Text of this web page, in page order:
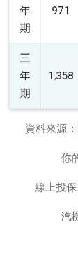
年
期
971
三
年
期
1,358
資料來源：
你
線上投
汽